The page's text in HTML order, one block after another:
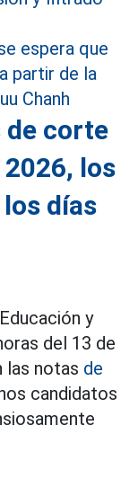
de corte
los
días
y
del 13 de
las notas de
candidatos